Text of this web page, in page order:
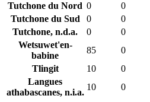
Tutchone du Nord 0 0
Tutchone du Sud
0 0
Tutchone, n.d.a.
0 0
Wetsuwet'en-
babine
85 0
Tlingit
10 0
Langues
athabascanes, n.i.a.
10 0